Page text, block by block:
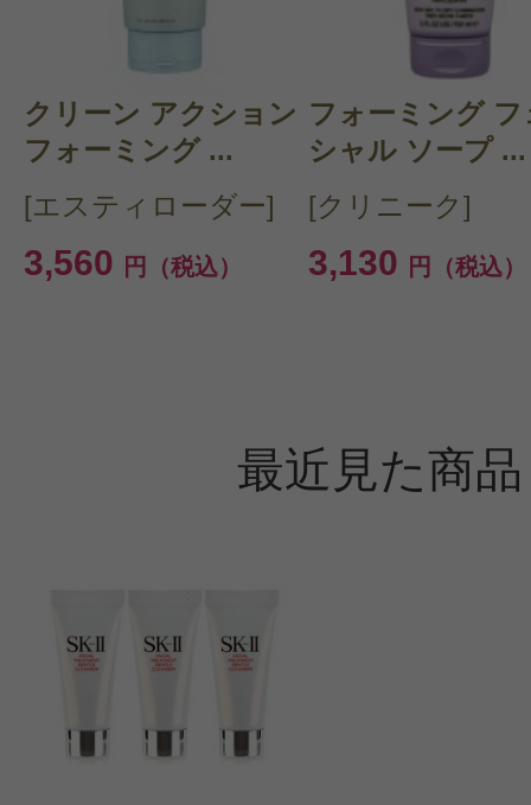
クリーン アクション
フォーミング ...
[エスティローダー]
3,560 円（税込）
フォーミング フ
シャル ソープ ...
[クリニーク]
3,130 円（税込）
最近見た商品